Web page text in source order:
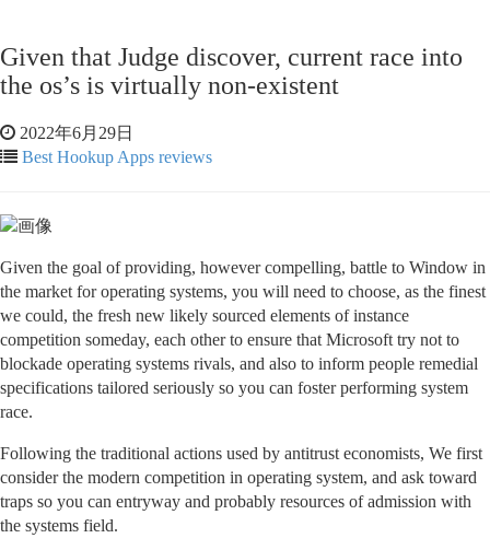
Given that Judge discover, current race into
the os’s is virtually non-existent
2022年6月29日
Best Hookup Apps reviews
Given the goal of providing, however compelling, battle to Window in
the market for operating systems, you will need to choose, as the finest
we could, the fresh new likely sourced elements of instance
competition someday, each other to ensure that Microsoft try not to
blockade operating systems rivals, and also to inform people remedial
specifications tailored seriously so you can foster performing system
race.
Following the traditional actions used by antitrust economists, We first
consider the modern competition in operating system, and ask toward
traps so you can entryway and probably resources of admission with
the systems field.